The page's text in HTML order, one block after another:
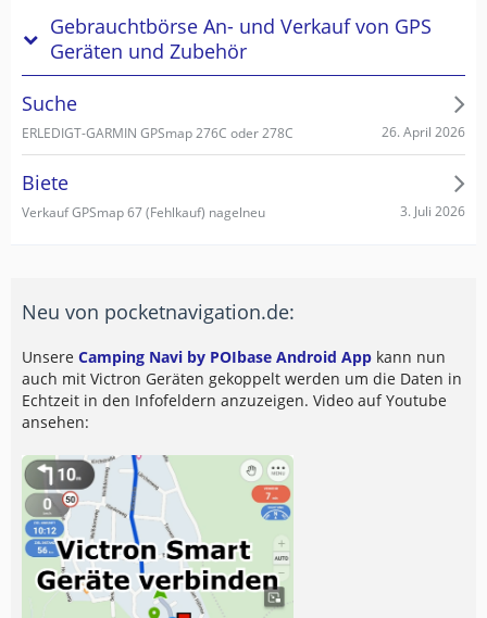
Gebrauchtbörse An- und Verkauf von GPS
Geräten und Zubehör
Suche
ERLEDIGT-GARMIN GPSmap 276C oder 278C 26. April 2026
Biete
Verkauf GPSmap 67 (Fehlkauf) nagelneu 3. Juli 2026
Neu von pocketnavigation.de:
Unsere Camping Navi by POIbase Android App kann nun
auch mit Victron Geräten gekoppelt werden um die Daten in
Echtzeit in den Infofeldern anzuzeigen. Video auf Youtube
ansehen: